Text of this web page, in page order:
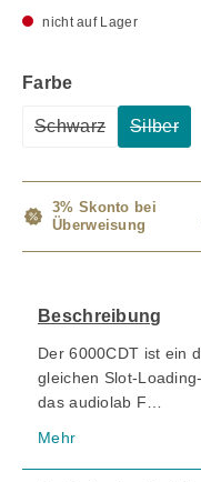
nicht auf Lager
Farbeauswählen
Schwarz Silber
3% Skonto bei
Überweisung
Beschreibung
Der 6000CDT ist ein
gleichen Slot-
das audiolab F…
Mehr